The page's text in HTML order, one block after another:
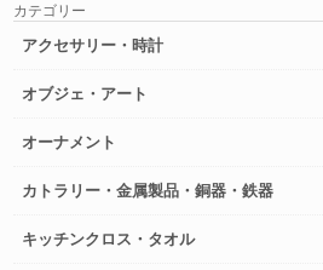
カテゴリー
アクセサリー・時計
オブジェ・アート
オーナメント
カトラリー・金属製品・銅器・鉄器
キッチンクロス・タオル